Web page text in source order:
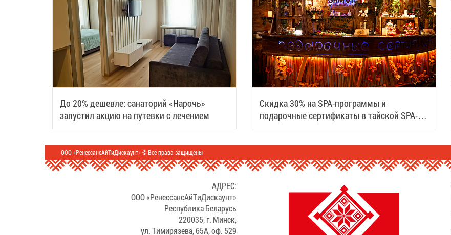
До 20% дешевле: санаторий «Нарочь»
запустил акцию на путевки с лечением
Скидка 30% на SPA-программы и
подарочные сертификаты в тайской SPA-
деревне Samui
ООО «РенессансАйТиДискаунт» © Все права защищены
АДРЕС:
ООО «РенессансАйТиДискаунт»
Республика Беларусь
220035, г. Минск,
ул. Тимирязева, 65А, оф. 529